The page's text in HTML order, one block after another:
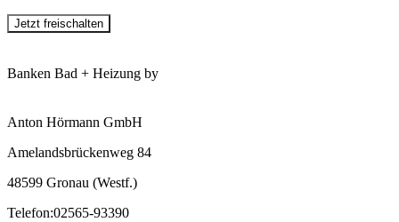
Jetzt freischalten
Banken Bad + Heizung by
Anton Hörmann GmbH
Amelandsbrückenweg 84
48599 Gronau (Westf.)
Telefon:02565-93390